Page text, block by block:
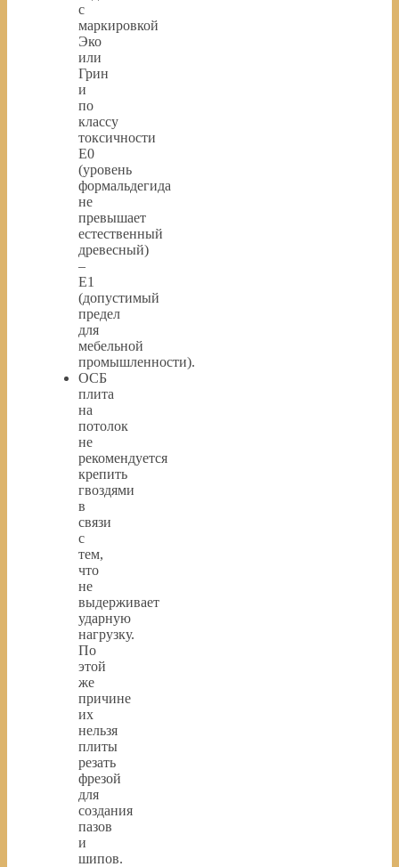
с
маркировкой
Эко
или
Грин
и
по
классу
токсичности
Е0
(уровень
формальдегида
не
превышает
естественный
древесный)
–
Е1
(допустимый
предел
для
мебельной
промышленности).
ОСБ
плита
на
потолок
не
рекомендуется
крепить
гвоздями
в
связи
с
тем,
что
не
выдерживает
ударную
нагрузку.
По
этой
же
причине
их
нельзя
плиты
резать
фрезой
для
создания
пазов
и
шипов.